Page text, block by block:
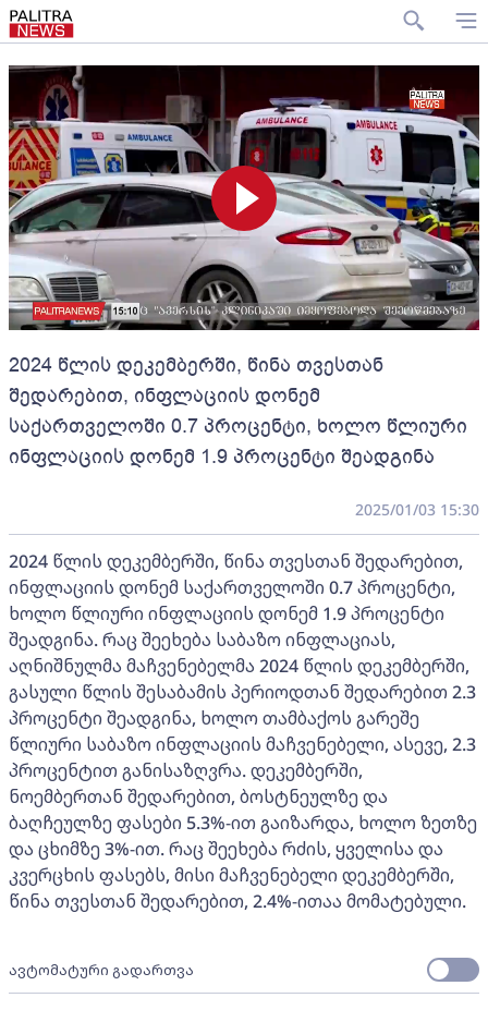
2024 წლის დეკემბერში, წინა თვესთან
შედარებით, ინფლაციის დონემ
საქართველოში 0.7 პროცენტი, ხოლო წლიური
ინფლაციის დონემ 1.9 პროცენტი შეადგინა
2025/01/03 15:30
2024 წლის დეკემბერში, წინა თვესთან შედარებით,
ინფლაციის დონემ საქართველოში 0.7 პროცენტი,
ხოლო წლიური ინფლაციის დონემ 1.9 პროცენტი
შეადგინა. რაც შეეხება საბაზო ინფლაციას,
აღნიშნულმა მაჩვენებელმა 2024 წლის დეკემბერში,
გასული წლის შესაბამის პერიოდთან შედარებით 2.3
პროცენტი შეადგინა, ხოლო თამბაქოს გარეშე
წლიური საბაზო ინფლაციის მაჩვენებელი, ასევე, 2.3
პროცენტით განისაზღვრა. დეკემბერში,
ნოემბერთან შედარებით, ბოსტნეულზე და
ბაღჩეულზე ფასები 5.3%-ით გაიზარდა, ხოლო ზეთზე
და ცხიმზე 3%-ით. რაც შეეხება რძის, ყველისა და
კვერცხის ფასებს, მისი მაჩვენებელი დეკემბერში,
წინა თვესთან შედარებით, 2.4%-ითაა მომატებული.
ავტომატური გადართვა